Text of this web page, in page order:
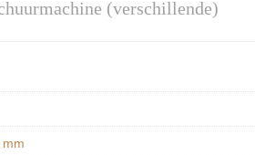
(verschillende)